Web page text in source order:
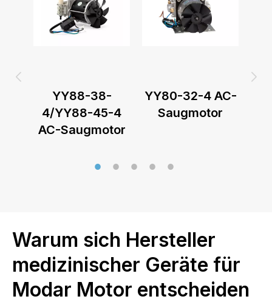
YY88-38-
4/YY88-45-4
AC-Saugmotor
YY80-32-4 AC-
Saugmotor
Warum sich Hersteller
medizinischer Geräte für
Modar Motor entscheiden